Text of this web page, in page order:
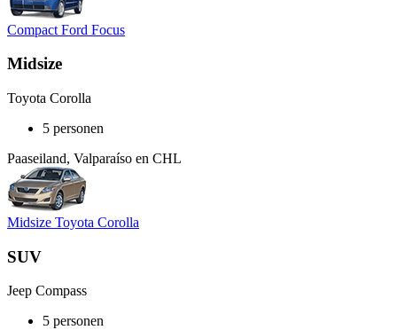
Compact Ford Focus
Midsize
Toyota Corolla
5 personen
Paaseiland, Valparaíso en CHL
Midsize Toyota Corolla
SUV
Jeep Compass
5 personen